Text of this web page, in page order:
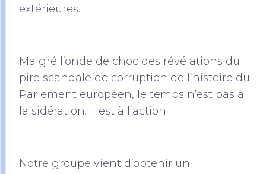
extérieures.
Malgré l’onde de choc des révélations du
pire scandale de corruption de l’histoire du
Parlement européen, le temps n’est pas à
la sidération. Il est à l’action.
Notre groupe vient d’obtenir un